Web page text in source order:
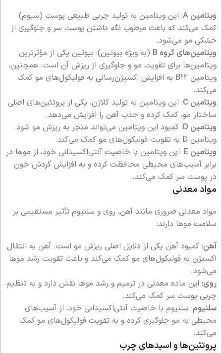
ویتامین A
: این ویتامین به تولید چربی طبیعی پوست (سبوم)
کمک می‌کند که باعث مرطوب نگه داشتن پوست سر و جلوگیری از
خشکی مو می‌شود.
ویتامین‌های گروه B
(به ویژه بیوتین): بیوتین یکی از مؤثرترین
ویتامین‌ها برای تقویت مو و جلوگیری از ریزش آن است. همچنین،
ویتامین B12 به افزایش اکسیژن‌رسانی به فولیکول‌های مو کمک
می‌کند.
ویتامین C
: این ویتامین به تولید کلاژن، یکی از پروتئین‌های اصلی
ساختار مو، کمک کرده و جذب آهن را افزایش می‌دهد.
ویتامین D
: کمبود این ویتامین می‌تواند منجر به ریزش مو شود.
ویتامین D به تقویت فولیکول‌های مو کمک می‌کند.
ویتامین E
: این ویتامین با خاصیت آنتی‌اکسیدانی خود، از موها در
برابر آسیب‌های محیطی محافظت کرده و به افزایش گردش خون
در پوست سر کمک می‌کند.
مواد معدنی
مواد معدنی ضروری مانند آهن، روی و سلنیوم تأثیر مستقیمی بر
سلامت موها دارند:
آهن: کمبود آهن یکی از دلایل اصلی ریزش مو است. آهن به انتقال
اکسیژن به فولیکول‌های مو کمک می‌کند و باعث تقویت رشد موها
می‌شود.
روی: این ماده معدنی در ترمیم و رشد موها نقش دارد و به تنظیم
چربی پوست سر کمک می‌کند.
سلنیوم: سلنیوم با خاصیت آنتی‌اکسیدانی خود، از آسیب‌های
محیطی به مو جلوگیری کرده و به تقویت فولیکول‌های مو کمک
می‌کند.
پروتئین‌ها و اسیدهای چرب